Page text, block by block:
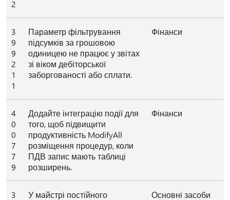
2
3
9
9
2
1
1
Параметр фільтрування
підсумків за грошовою
одиницею не працює у звітах
зі віком дебіторської
заборгованості або сплати.
Фінанси
4
0
0
7
7
9
Додайте інтеграцію події для
того, щоб підвищити
продуктивність ModifyAll
розміщення процедур, коли
ПДВ запис мають таблиці
розширень.
Фінанси
3
У майстрі постійного
Основні засоби